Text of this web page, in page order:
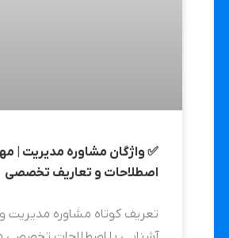
✅ واژگان مشاوره مدیریت |
اصطلاحات و تعاریف تخصصی
تعریف کوتاه مشاوره مدیریت